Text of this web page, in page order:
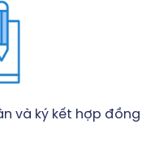
và ký kết hợp đồng